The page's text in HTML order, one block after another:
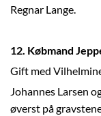
Regnar Lange.
12. Købmand
Gift med
Johannes Larsen
øverst på